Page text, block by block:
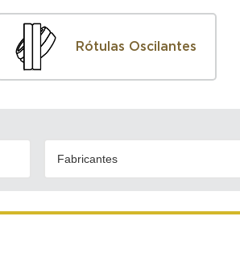
Rótulas Oscilantes
Fabricantes